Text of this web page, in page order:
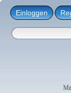
Einloggen